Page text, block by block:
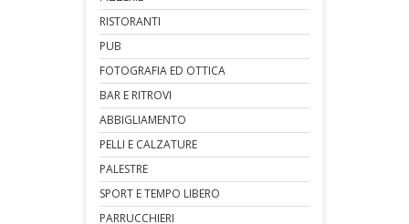
RISTORANTI
PUB
FOTOGRAFIA ED OTTICA
BAR E RITROVI
ABBIGLIAMENTO
PELLI E CALZATURE
PALESTRE
SPORT E TEMPO LIBERO
PARRUCCHIERI